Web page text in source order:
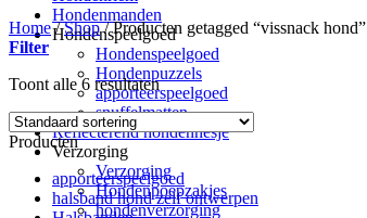
Hondenmanden
Hondenspeelgoed
Hondenspeelgoed
Hondenpuzzels
apporteerspeelgoed
snuffelmatten
Reflecterend hondenhesje
Verzorging
Verzorging
Hondenpoepzakjes
hondenverzorging
Home / Shop /Producten getagged “vissnack hond”
Filter
Toont alle 6 resultaten
Producten
apporteerspeelgoed
halsband hond zelf ontwerpen